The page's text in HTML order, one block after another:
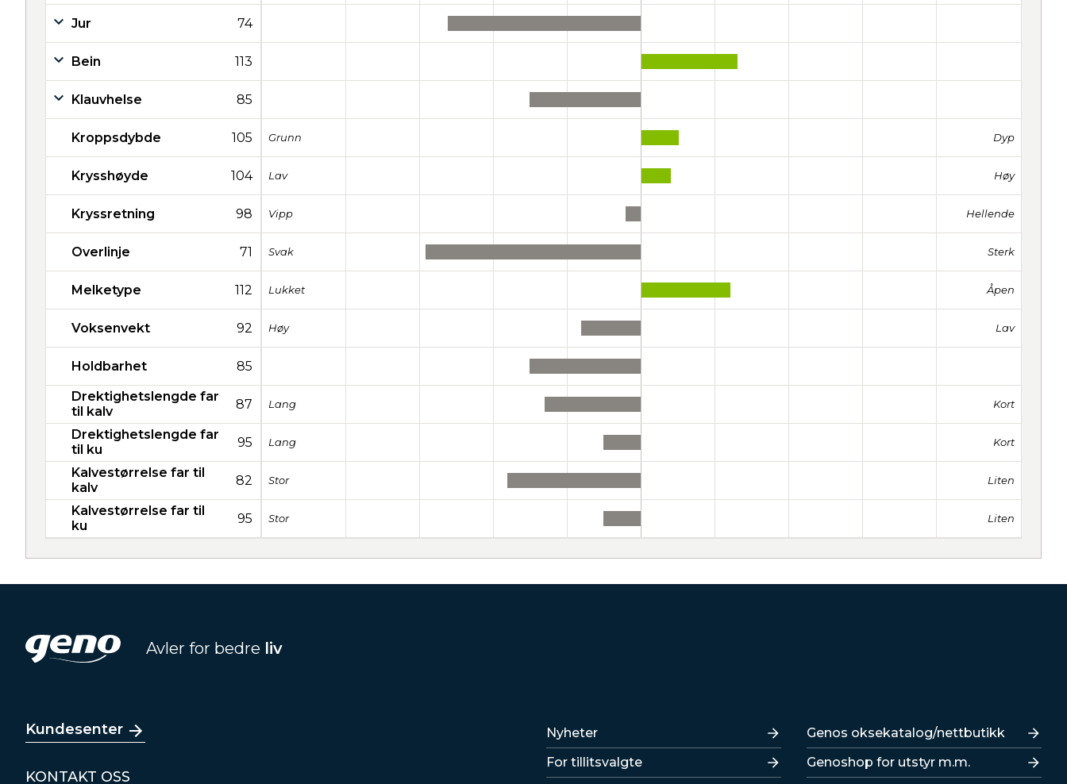
Jur 74
Bein 113
Klauvhelse 85
Kroppsdybde 105 Grunn Dyp
Krysshøyde 104 Lav Høy
Kryssretning 98 Vipp Hellende
Overlinje 71 Svak Sterk
Melketype 112 Lukket Åpen
Voksenvekt 92 Høy Lav
Holdbarhet 85
Drektighetslengde far
til kalv
87 Lang Kort
Drektighetslengde far
til ku
95 Lang Kort
Kalvestørrelse far til
kalv
82 Stor Liten
Kalvestørrelse far til
ku
95 Stor Liten
Avler for bedre liv
Kundesenter
KONTAKT OSS
Lenker
Nyheter
For tillitsvalgte
Lenker
Genos oksekatalog/nettbutikk
Genoshop for utstyr m.m.